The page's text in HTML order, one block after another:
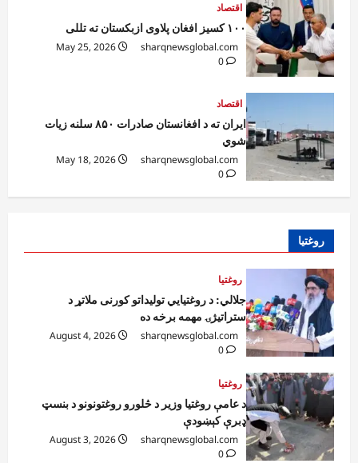
اقتصاد
۱۰۰ کسیز افغان پلاوی ازبکستان ته تللی
sharqnewsglobal.com
0
اقتصاد
ایران ته د افغانستان صادرات ۸۵۰ سلنه زیات
شوي
sharqnewsglobal.com
0
روغتیا
روغتیا
جلالي: د روغتیايي تولیداتو کورنی ملاتړ د
ستراتیژۍ مهمه برخه ده
sharqnewsglobal.com
0
روغتیا
د عامې روغتیا وزیر د څلورو روغتونونو د بنسټ
ډبرې کېښودې
sharqnewsglobal.com
0